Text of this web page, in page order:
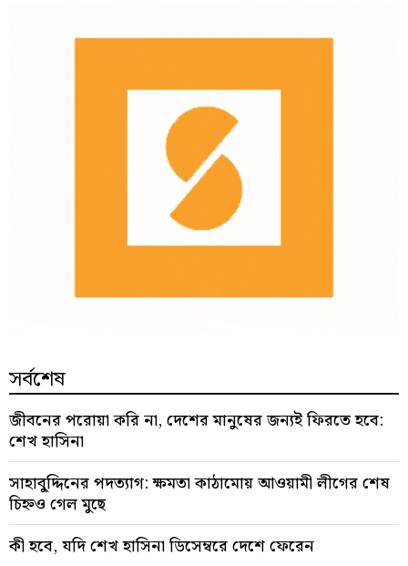
সর্বশেষ
জীবনের পরোয়া করি না, দেশের মানুষের জন্যই ফিরতে হবে:
শেখ হাসিনা
সাহাবু্দ্দিনের পদত্যাগ: ক্ষমতা কাঠামোয় আওয়ামী লীগের শেষ
চিহ্নও গেল মুছে
কী হবে, যদি শেখ হাসিনা ডিসেম্বরে দেশে ফেরেন